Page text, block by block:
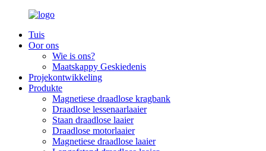
Tuis
Oor ons
Wie is ons?
Maatskappy Geskiedenis
Projekontwikkeling
Produkte
Magnetiese draadlose kragbank
Draadlose lessenaarlaaier
Staan draadlose laaier
Draadlose motorlaaier
Magnetiese draadlose laaier